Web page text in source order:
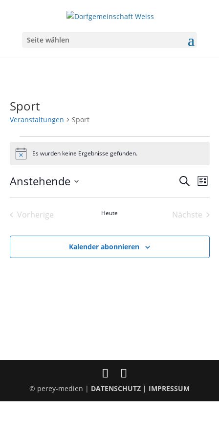
Seite wählen
Sport
Veranstaltungen Sport
HinweisEs wurden keine Ergebnisse gefunden.
Suche
und
SucheListe
Anstehende
Vorherige
Heute
Nächste
Kalender abonnieren
© perey-medien | DATENSCHUTZ| IMPRESSUM